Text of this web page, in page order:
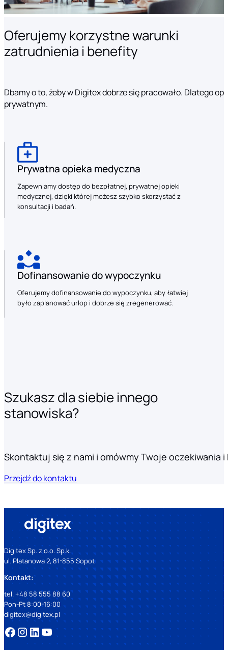
Oferujemy korzystne warunki
zatrudnienia i benefity
Dbamy o to, żeby w Digitex dobrze się pracowało. Dlatego
prywatnym.
Prywatna opieka medyczna
Zapewniamy dostęp do bezpłatnej, prywatnej opieki
medycznej, dzięki której możesz szybko skorzystać z
konsultacji i badań.
Dofinansowanie do wypoczynku
Oferujemy dofinansowanie do wypoczynku, aby łatwiej
było zaplanować urlop i dobrze się zregenerować.
Szukasz dla siebie innego
stanowiska?
Skontaktuj się z nami i omówmy Twoje oczekiwania
Przejdź do kontaktu
Digitex Sp. z o.o. Sp.k.
ul. Platanowa 2, 81-855 Sopot
Kontakt:
tel. +48 58 555 88 60
Pon-Pt 8:00-16:00
digitex@digitex.pl